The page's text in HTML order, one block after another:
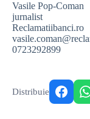
Vasile Pop-Coman
jurnalist
Reclamatiibanci.ro
0723292899
Distribuie